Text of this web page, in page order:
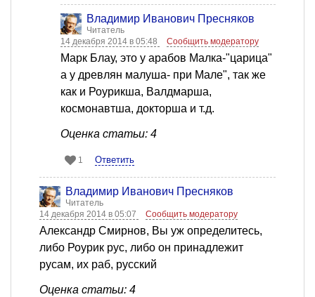
Владимир Иванович Пресняков
Читатель
14 декабря 2014 в 05:48
Сообщить модератору
Марк Блау, это у арабов Малка-"царица"
а у древлян малуша- при Мале", так же
как и Роурикша, Валдмарша,
космонавтша, докторша и т.д.
Оценка статьи: 4
1 Ответить
Владимир Иванович Пресняков
Читатель
14 декабря 2014 в 05:07
Сообщить модератору
Александр Смирнов, Вы уж определитесь,
либо Роурик рус, либо он принадлежит
русам, их раб, русский
Оценка статьи: 4